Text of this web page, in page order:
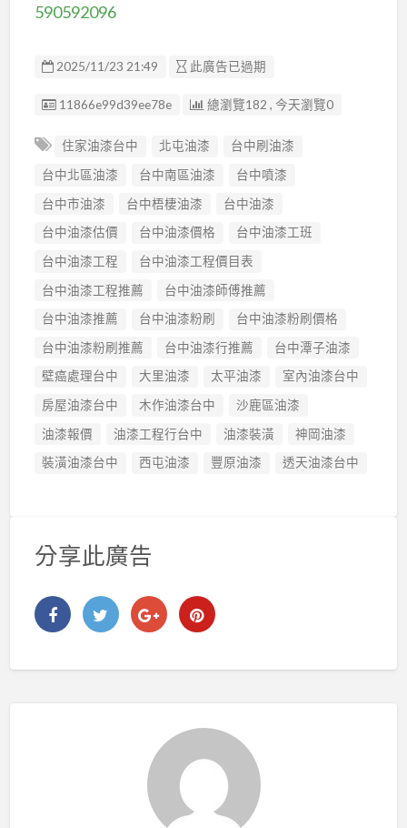
590592096
2025/11/23 21:49 此廣告已過期
廣告编號
11866e99d39ee78e 總瀏覽182 , 今天瀏覽0
住家油漆台中 北屯油漆
台中刷油漆
台中北區油漆
台中南區油漆
台中噴漆
台中市油漆
台中梧棲油漆
台中油漆
台中油漆估價
台中油漆價格
台中油漆工班
台中油漆工程
台中油漆工程價目表
台中油漆工程推薦
台中油漆師傅推薦
台中油漆推薦
台中油漆粉刷
台中油漆粉刷價格
台中油漆粉刷推薦
台中油漆行推薦
台中潭子油漆
壁癌處理台中
大里油漆 太平油漆
室內油漆台中
房屋油漆台中
木作油漆台中
沙鹿區油漆
油漆報價
油漆工程行台中 油漆裝潢
神岡油漆
裝潢油漆台中
西屯油漆 豐原油漆 透天油漆台中
分享此廣告